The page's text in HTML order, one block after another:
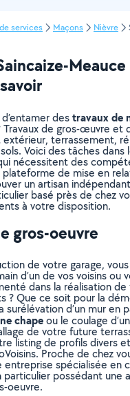
services Maçons Nièvre
destravaux de
Travaux de gros-œuvre et
terrassement,
Voici des tâches dans
nécessitent des
plateforme de mise en
un artisan
basé près de chez
à votre disposition.
gros-oeuvre
de votre garage,
d’un de vos voisins ou
dans la réalisation
? Que ce soit pour la
surélévation d’un mur en
chapeou le coulage
de votre future
listing de profils divers
Proche de chez
spécialisée en
particulier possédant une
oeuvre.